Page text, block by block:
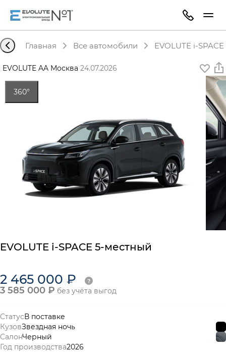
Главная Все автомобили EVOLUTE i-
EVOLUTE AA Москва·24.07.2026
360°
EVOLUTE i-SPACE5-местный
2 465 000 ₽
3 585 000 ₽ без учёта выгод
СтатусВ поставке
КузовЗвездная ночь
СалонЧерный
Год производства2026